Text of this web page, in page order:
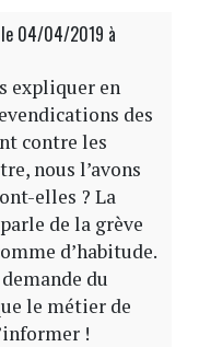
le 04/04/2019 à
expliquer en
des
contre les
nous l’avons
elles ? La
de la grève
d’habitude.
du
le métier de
!